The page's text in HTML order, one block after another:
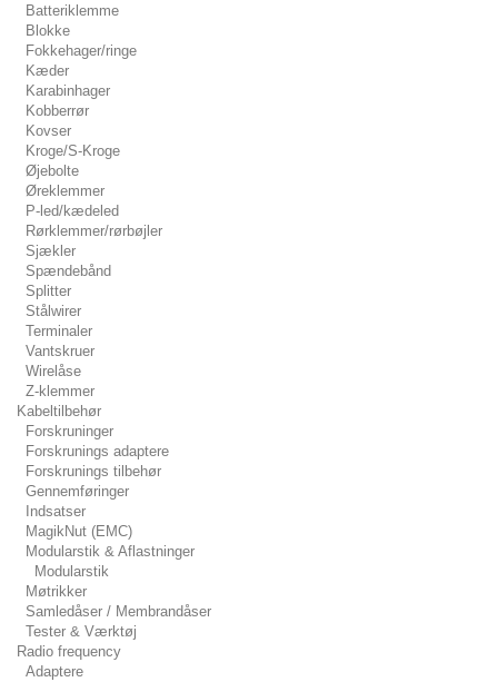
Batteriklemme
Blokke
Fokkehager/ringe
Kæder
Karabinhager
Kobberrør
Kovser
Kroge/S-Kroge
Øjebolte
Øreklemmer
P-led/kædeled
Rørklemmer/rørbøjler
Sjækler
Spændebånd
Splitter
Stålwirer
Terminaler
Vantskruer
Wirelåse
Z-klemmer
Kabeltilbehør
Forskruninger
Forskrunings adaptere
Forskrunings tilbehør
Gennemføringer
Indsatser
MagikNut (EMC)
Modularstik & Aflastninger
Modularstik
Møtrikker
Samledåser / Membrandåser
Tester & Værktøj
Radio frequency
Adaptere